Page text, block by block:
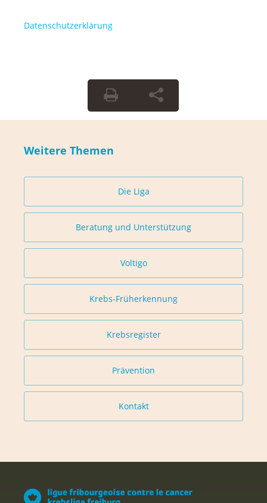
Datenschutzerklärung
Weitere Themen
Die Liga
Beratung und Unterstützung
Voltigo
Krebs-Früherkennung
Krebsregister
Prävention
Kontakt